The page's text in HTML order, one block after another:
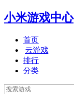
小米游戏中心
首页
云游戏
排行
分类